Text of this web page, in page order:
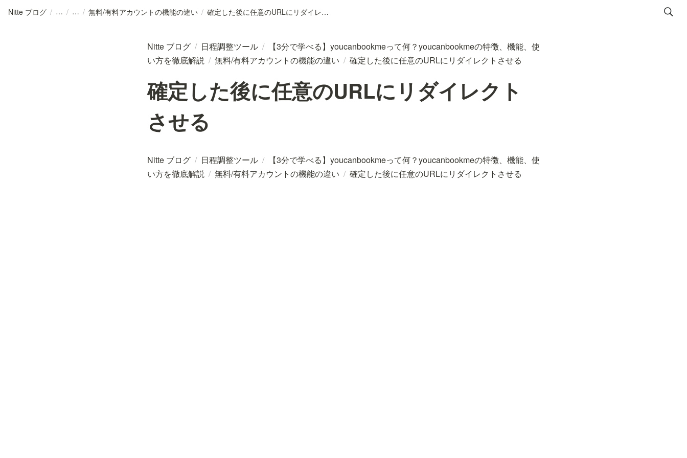
Nitte ブログ / / / 無料/有料アカウントの機能の違い / 確定した後に任意のURLにリダイレクトさせる
Nitte ブログ / 日程調整ツール /
【3分で学べる】youcanbookmeって何？youcanbookmeの特徴、機能、使
い方を徹底解説 / 無料/有料アカウントの機能の違い / 確定した後に任意のURLにリダイレクトさせる
確定した後に任意のURLにリダイレクト
させる
Nitte ブログ / 日程調整ツール /
【3分で学べる】youcanbookmeって何？youcanbookmeの特徴、機能、使
い方を徹底解説 / 無料/有料アカウントの機能の違い / 確定した後に任意のURLにリダイレクトさせる